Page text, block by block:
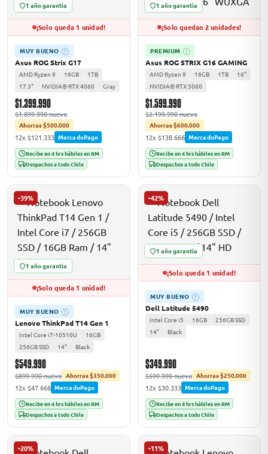
1 año garantía
¡Solo queda 1 unidad!
MUY BUENO ?
Asus ROG Strix G17
AMD Ryzen 9 16GB
1TB
17.3"
NVIDIA® RTX 4060 Gray
$1.399.990
$1.899.990 nuevo
Ahorras $500.000
12x $121.333 MercadoPago
Recibe en 4 hrs hábiles en RM
Despachos a todo Chile
1 año garantía
¡Solo quedan 2 unidades!
PREMIUM ?
Asus ROG STRIX G16 GAMING
AMD Ryzen 9 16GB 1TB
16"
NVIDIA® RTX 5060
$1.599.990
$2.199.990 nuevo
Ahorras $600.000
12x $138.666 MercadoPago
Recibe en 4 hrs hábiles en RM
Despachos a todo Chile
-39%
1 año garantía
¡Solo queda 1 unidad!
MUY BUENO ?
Lenovo ThinkPad T14 Gen 1
Intel Core i7-10510U
16GB
256GB SSD
14" Black
$549.990
$899.990 nuevo Ahorras $350.000
12x $47.666 MercadoPago
Recibe en 4 hrs hábiles en RM
Despachos a todo Chile
-42%
1 año garantía
¡Solo queda 1 unidad!
MUY BUENO ?
Dell Latitude 5490
Intel Core i5 16GB
256GB SSD
14"
Black
$349.990
$599.990 nuevo Ahorras $250.000
12x $30.333 MercadoPago
Recibe en 4 hrs hábiles en RM
Despachos a todo Chile
-20% -11%